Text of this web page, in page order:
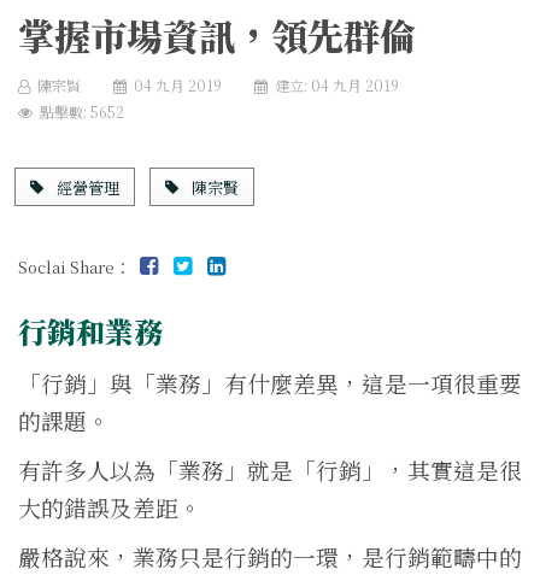
掌握市場資訊，領先群倫
陳宗賢 04 九月 2019
建立: 04 九月 2019
點擊數: 5652
經營管理 陳宗賢
Soclai Share：
行銷和業務
「行銷」與「業務」有什麼差異，這是一項很重要
的課題。
有許多人以為「業務」就是「行銷」，其實這是很
大的錯誤及差距。
嚴格說來，業務只是行銷的一環，是行銷範疇中的